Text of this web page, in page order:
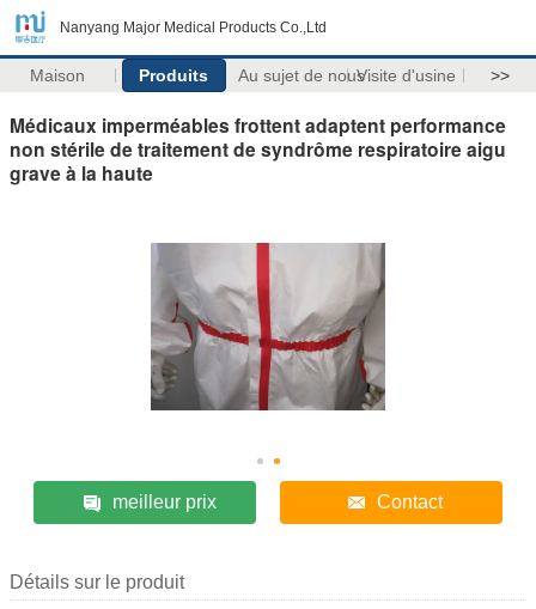
Nanyang Major Medical Products Co.,Ltd
Maison Produits Au sujet de nousVisite d'usine >>
Médicaux imperméables frottent adaptent performance
non stérile de traitement de syndrôme respiratoire aigu
grave à la haute
meilleur prix Contact
Détails sur le produit